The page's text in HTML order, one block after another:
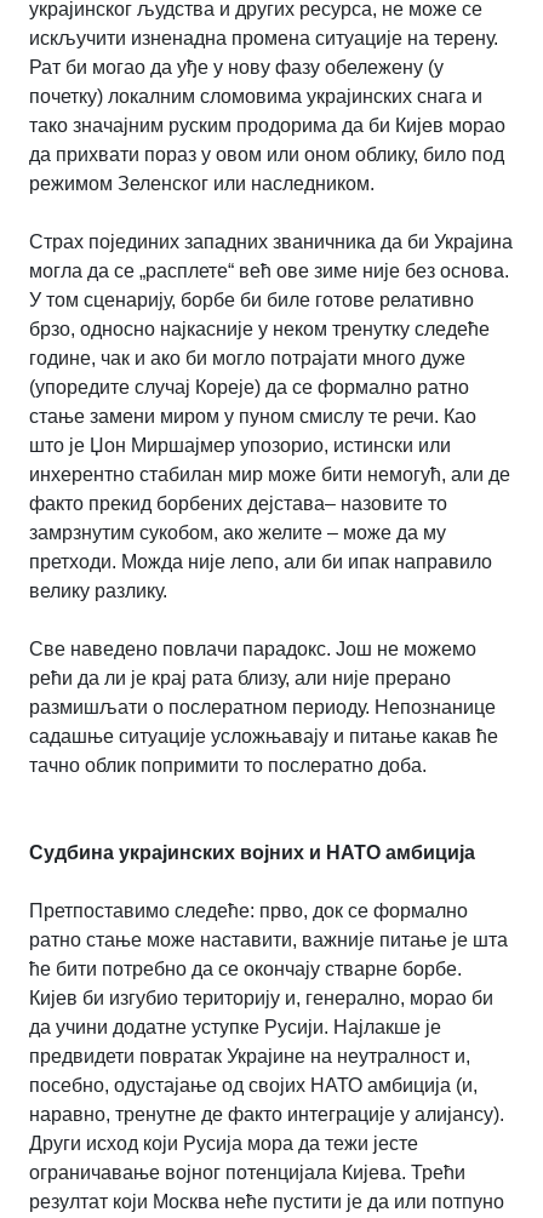
украјинског људства и других ресурса, не може се
искључити изненадна промена ситуације на терену.
Рат би могао да уђе у нову фазу обележену (у
почетку) локалним сломовима украјинских снага и
тако значајним руским продорима да би Кијев морао
да прихвати пораз у овом или оном облику, било под
режимом Зеленског или наследником.
Страх појединих западних званичника да би Украјина
могла да се „расплете“ већ ове зиме није без основа.
У том сценарију, борбе би биле готове релативно
брзо, односно најкасније у неком тренутку следеће
године, чак и ако би могло потрајати много дуже
(упоредите случај Кореје) да се формално ратно
стање замени миром у пуном смислу те речи. Као
што је Џон Миршајмер упозорио, истински или
инхерентно стабилан мир може бити немогућ, али де
факто прекид борбених дејстава– назовите то
замрзнутим сукобом, ако желите – може да му
претходи. Можда није лепо, али би ипак направило
велику разлику.
Све наведено повлачи парадокс. Још не можемо
рећи да ли је крај рата близу, али није прерано
размишљати о послератном периоду. Непознанице
садашње ситуације усложњавају и питање какав ће
тачно облик попримити то послератно доба.
Судбина украјинских војних и НАТО амбиција
Претпоставимо следеће: прво, док се формално
ратно стање може наставити, важније питање је шта
ће бити потребно да се окончају стварне борбе.
Кијев би изгубио територију и, генерално, морао би
да учини додатне уступке Русији. Најлакше је
предвидети повратак Украјине на неутралност и,
посебно, одустајање од својих НАТО амбиција (и,
наравно, тренутне де факто интеграције у алијансу).
Други исход који Русија мора да тежи јесте
ограничавање војног потенцијала Кијева. Трећи
резултат који Москва неће пустити је да или потпуно